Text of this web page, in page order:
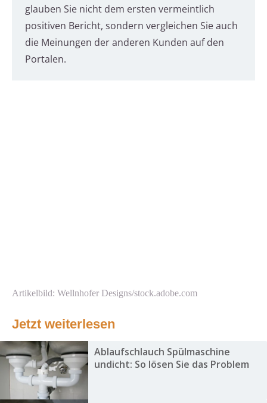
glauben Sie nicht dem ersten vermeintlich
positiven Bericht, sondern vergleichen Sie auch
die Meinungen der anderen Kunden auf den
Portalen.
Artikelbild: Wellnhofer Designs/stock.adobe.com
Jetzt weiterlesen
Ablaufschlauch Spülmaschine
undicht: So lösen Sie das Problem